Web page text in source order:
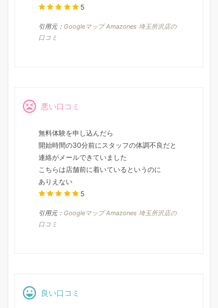
5
引用元： Googleマップ Amazones 埼玉所沢店の
口コミ
悪い口コミ
無料体験を申し込んだら
開始時間の30分前にスタッフの体調不良だと
連絡がメールできていました
こちらは店舗前に着いているというのに
ありえない
5
引用元： Googleマップ Amazones 埼玉所沢店の
口コミ
良い口コミ